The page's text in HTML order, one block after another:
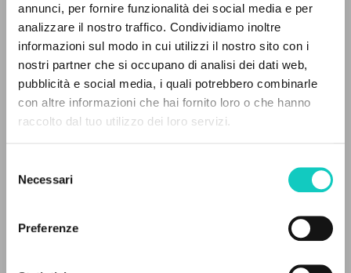
annunci, per fornire funzionalità dei social media e per
analizzare il nostro traffico. Condividiamo inoltre
informazioni sul modo in cui utilizzi il nostro sito con i
nostri partner che si occupano di analisi dei dati web,
pubblicità e social media, i quali potrebbero combinarle
con altre informazioni che hai fornito loro o che hanno
raccolto dal tuo utilizzo dei loro servizi.
delNecessari
Preferenze
Litterae Communionis-Passos edição brasileira
2015
Páginas: 2
DISPONIBLE
0DOCUMENTOS ENCONTRADOS
RESULTADOS SUCESIVOS